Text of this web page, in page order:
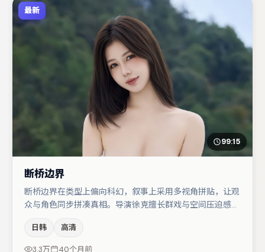
最新
99:15
断桥边界
断桥边界在类型上偏向科幻，叙事上采用多视角拼贴，让观
众与角色同步拼凑真相。导演徐克擅长群戏与空间压迫感，
刘、任素汐等，角色动机前后呼应，适合喜欢抠台词与伏笔
的观众。节奏紧凑、反转有度，值得列入片单。
日韩 高清
3.3万 40个月前